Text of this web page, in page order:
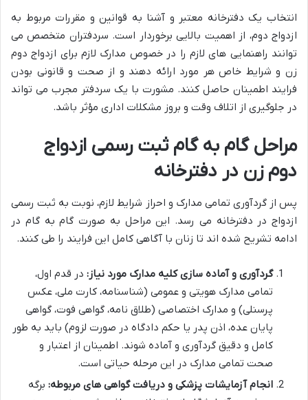
انتخاب یک دفترخانه معتبر و آشنا به قوانین و مقررات مربوط به
ازدواج دوم، از اهمیت بالایی برخوردار است. سردفتران متخصص می
توانند راهنمایی های لازم را در خصوص مدارک لازم برای ازدواج دوم
زن و شرایط خاص هر مورد ارائه دهند و از صحت و قانونی بودن
فرایند اطمینان حاصل کنند. مشورت با یک سردفتر مجرب می تواند
در جلوگیری از اتلاف وقت و بروز مشکلات اداری مؤثر باشد.
مراحل گام به گام ثبت رسمی ازدواج
دوم زن در دفترخانه
پس از گردآوری تمامی مدارک و احراز شرایط لازم، نوبت به ثبت رسمی
ازدواج در دفترخانه می رسد. این مراحل به صورت گام به گام در
ادامه تشریح شده اند تا زنان با آگاهی کامل این فرایند را طی کنند.
گردآوری و آماده سازی کلیه مدارک مورد نیاز: در قدم اول،
تمامی مدارک هویتی و عمومی (شناسنامه، کارت ملی، عکس
پرسنلی) و مدارک اختصاصی (طلاق نامه، گواهی فوت، گواهی
پایان عده، اذن پدر یا حکم دادگاه در صورت لزوم) باید به طور
کامل و دقیق گردآوری و آماده شوند. اطمینان از اعتبار و
صحت تمامی مدارک در این مرحله حیاتی است.
انجام آزمایشات پزشکی و دریافت گواهی های مربوطه: برگه